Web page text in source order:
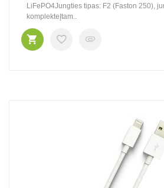
LiFePO4Jungties tipas: F2 (Faston 250),
komplekteĮtam..